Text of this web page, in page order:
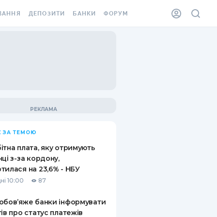
ВІНЬЄТКА
ВІД
ВИПАДКІВ
ДЕПОЗИТИ
ПИТАННЯ ТА ВІДПОВІДІ
ПУТІВНИКИ ПО
ЗАОЩАДЖЕННЯМ
БАНКИ ФОРУМ
ЗА ТЕМОЮ
плата, яку отримують
з-за кордону,
на 23,6% - НБУ
10:00 87
банки інформувати
про статус платежів